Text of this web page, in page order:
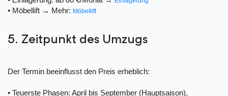
• Möbellift → Mehr: Möbellift
5. Zeitpunkt des Umzugs
Der Termin beeinflusst den Preis erheblich:
• Teuerste Phasen: April bis September (Hauptsaison),